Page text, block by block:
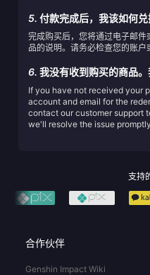
5. 付款完成后，我该如何兑
完成购买后，您将通过电子邮
品的说明。请务必检查您的账户
6. 我没有收到购买的商品。
If you have not received your
account and email for the
contact our customer support
we'll resolve the issue
支持
合作伙伴
Genshin Impact Wiki